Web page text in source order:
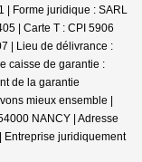
| Forme juridique : SARL
| Carte T : CPI 5906
| Lieu de délivrance :
caisse de garantie :
de la garantie
mieux ensemble |
NANCY | Adresse
| Entreprise juridiquement